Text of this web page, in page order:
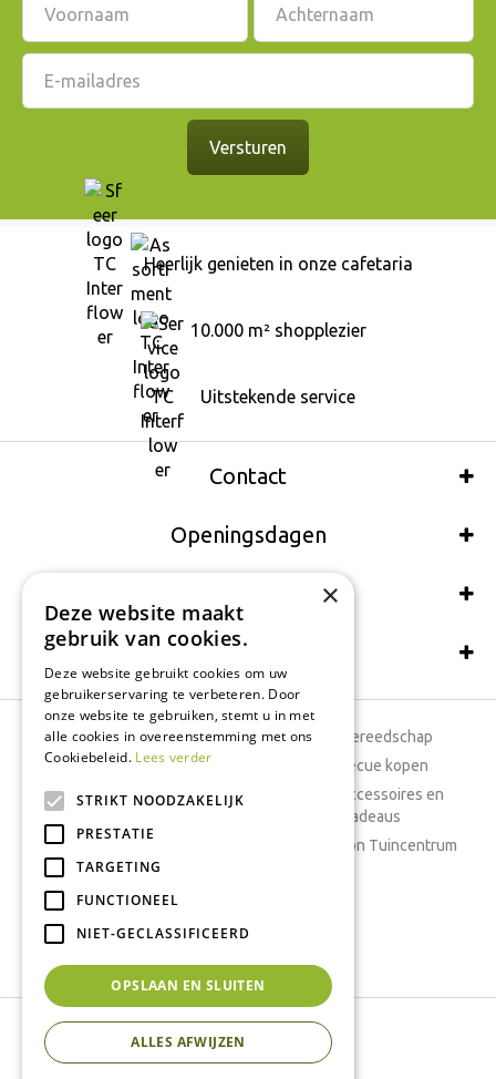
Heerlijk genieten in onze cafetaria
10.000 m² shopplezier
Uitstekende service
Contact
Openingsdagen
Wij accepteren ook:
Schrijf een recensie
Tuincentrum
Dierenwinkel
Tuinplanten
Tuingereedschap
Barbecue kopen
Woonaccessoires en
cadeaus
Cadeaubon Tuincentrum
Kamerplanten
Moestuin
Boeketten
Tuincentrum Interflower
×
Deze website maakt
gebruik van cookies.
Deze website gebruikt cookies om uw
gebruikerservaring te verbeteren. Door
onze website te gebruiken, stemt u in met
alle cookies in overeenstemming met ons
Cookiebeleid. Lees verder
STRIKT NOODZAKELIJK
PRESTATIE
TARGETING
FUNCTIONEEL
NIET-GECLASSIFICEERD
OPSLAAN EN SLUITEN
ALLES AFWIJZEN